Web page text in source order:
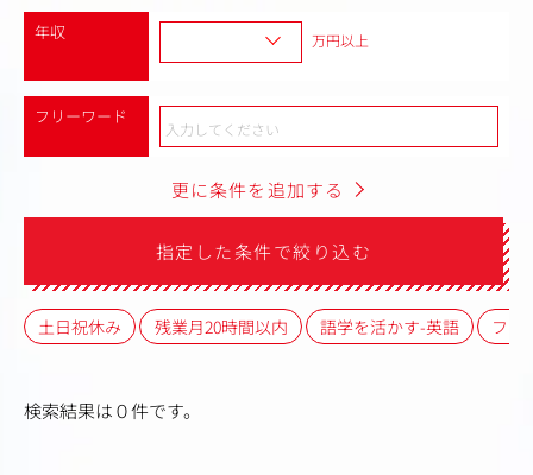
年収 万円以上
フリーワード
更に条件を追加する
指定した条件で絞り込む
土日祝休み 残業月20時間以内 語学を活かす-英語 フレ
検索結果は０件です。